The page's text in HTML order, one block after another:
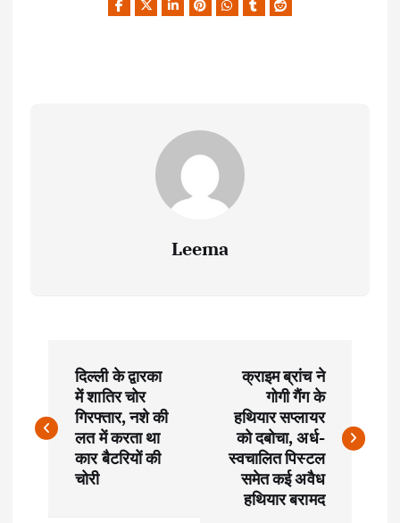
Leema
o
s
दिल्ली के द्वारका
में शातिर चोर
गिरफ्तार, नशे की
लत में करता था
कार बैटरियों की
चोरी
क्राइम ब्रांच ने
गोगी गैंग के
हथियार सप्लायर
को दबोचा, अर्ध-
स्वचालित पिस्टल
समेत कई अवैध
हथियार बरामद